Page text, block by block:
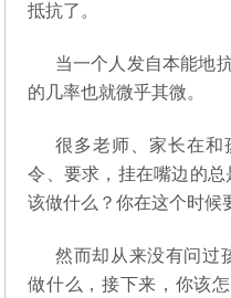
抵抗了。
当一个人发自本能地
的几率也就微乎其微。
很多老师、家长在和
令、要求，挂在嘴边的
该做什么？你在这个时候
然而却从来没有问过
做什么，接下来，你该